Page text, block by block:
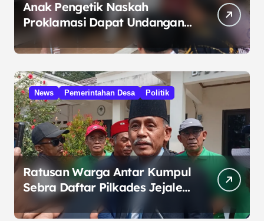
Anak Pengetik Naskah
Proklamasi Dapat Undangan
HUT RI dari Presiden
Prabowo
News Pemerintahan Desa Politik
Ratusan Warga Antar Kumpul
Sebra Daftar Pilkades Jejalen
Jaya, Serukan Pemilu Damai